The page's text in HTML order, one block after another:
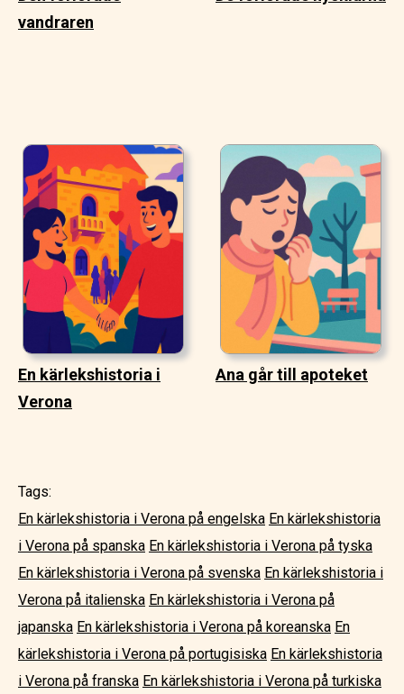
vandraren
En kärlekshistoria i
Verona
Ana går till apoteket
Tags:
En kärlekshistoria i Verona på engelska En kärlekshistoria
i Verona på spanska En kärlekshistoria i Verona på tyska
En kärlekshistoria i Verona på svenska En kärlekshistoria i
Verona på italienska En kärlekshistoria i Verona på
japanska En kärlekshistoria i Verona på koreanska En
kärlekshistoria i Verona på portugisiska En kärlekshistoria
i Verona på franska En kärlekshistoria i Verona på turkiska